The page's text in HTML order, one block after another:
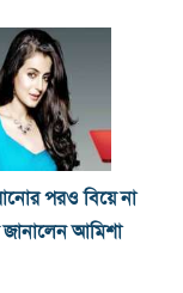
পরও বিয়ে না
আমিশা